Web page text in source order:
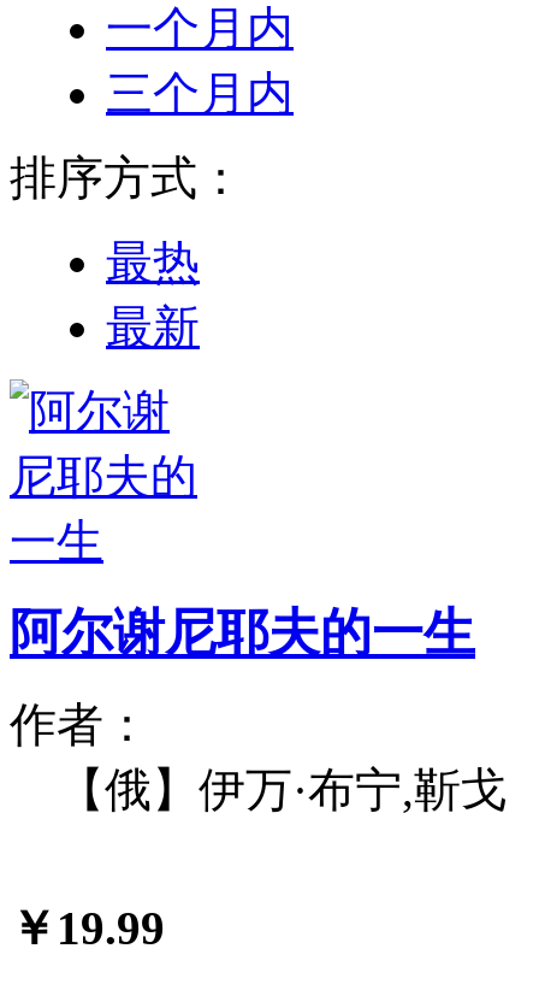
一个月内
三个月内
排序方式：
最热
最新
阿尔谢尼耶夫的一生
作者：
【俄】伊万·布宁,靳戈
￥19.99